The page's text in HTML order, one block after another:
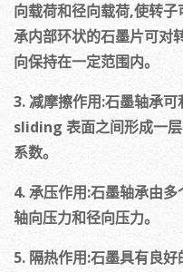
向载荷和径向载荷,使转
承内部环状的石墨片可对
向保持在一定范围内。
3. 减摩擦作用:石墨轴承
sliding 表面之间形成一
系数。
4. 承压作用:石墨轴承由
轴向压力和径向压力。
5. 隔热作用:石墨具有良